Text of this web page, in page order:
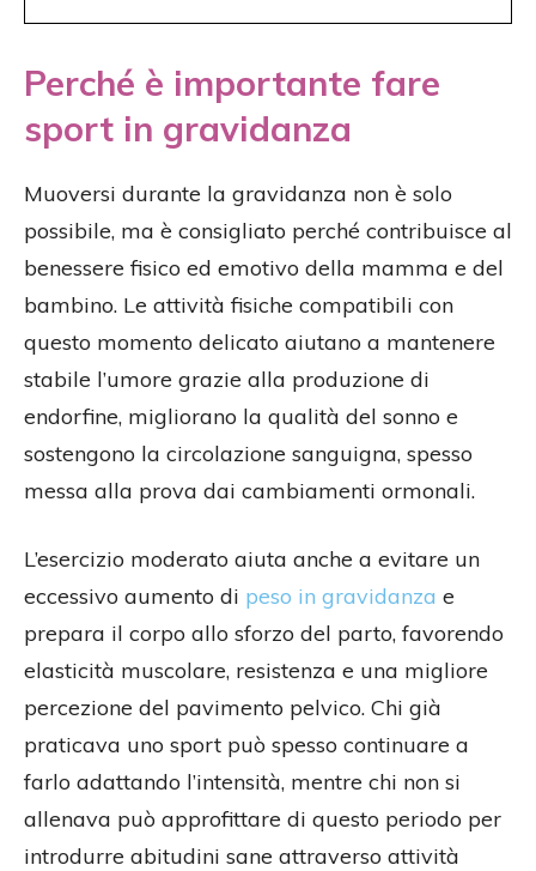
Perché è importante fare
sport in gravidanza
Muoversi durante la gravidanza non è solo
possibile, ma è consigliato perché contribuisce al
benessere fisico ed emotivo della mamma e del
bambino. Le attività fisiche compatibili con
questo momento delicato aiutano a mantenere
stabile l’umore grazie alla produzione di
endorfine, migliorano la qualità del sonno e
sostengono la circolazione sanguigna, spesso
messa alla prova dai cambiamenti ormonali.
L’esercizio moderato aiuta anche a evitare un
eccessivo aumento di peso in gravidanza e
prepara il corpo allo sforzo del parto, favorendo
elasticità muscolare, resistenza e una migliore
percezione del pavimento pelvico. Chi già
praticava uno sport può spesso continuare a
farlo adattando l’intensità, mentre chi non si
allenava può approfittare di questo periodo per
introdurre abitudini sane attraverso attività